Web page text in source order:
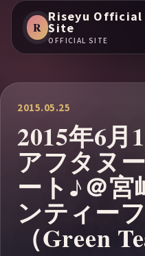
R
Riseyu Official
Site
OFFICIAL SITE
2015.05.25
2015年6月
アフタヌ
ート♪＠宮
ンティー
（Green